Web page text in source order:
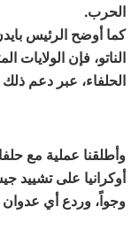
الحرب.
كما أوضح الرئيس
الناتو، فإن
الحلفاء، عبر دعم
وأطلقنا عملية مع
أوكرانيا على تشييد
وجواً، وردع أي